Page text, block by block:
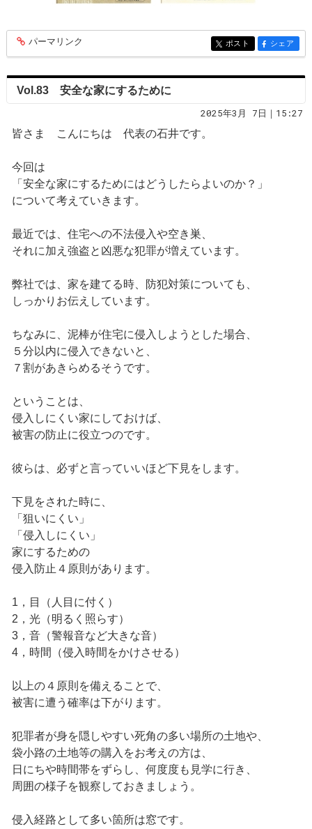
entry342
パーマリンク entry342
ポスト entry342
シェア
Vol.83 安全な家にするために
2025年3月 7日｜15:27
皆さま こんにちは 代表の石井です。
今回は
「安全な家にするためにはどうしたらよいのか？」
について考えていきます。
最近では、住宅への不法侵入や空き巣、
それに加え強盗と凶悪な犯罪が増えています。
弊社では、家を建てる時、防犯対策についても、
しっかりお伝えしています。
ちなみに、泥棒が住宅に侵入しようとした場合、
５分以内に侵入できないと、
７割があきらめるそうです。
ということは、
侵入しにくい家にしておけば、
被害の防止に役立つのです。
彼らは、必ずと言っていいほど下見をします。
下見をされた時に、
「狙いにくい」
「侵入しにくい」
家にするための
侵入防止４原則があります。
1，目（人目に付く）
2，光（明るく照らす）
3，音（警報音など大きな音）
4，時間（侵入時間をかけさせる）
以上の４原則を備えることで、
被害に遭う確率は下がります。
犯罪者が身を隠しやすい死角の多い場所の土地や、
袋小路の土地等の購入をお考えの方は、
日にちや時間帯をずらし、何度度も見学に行き、
周囲の様子を観察しておきましょう。
侵入経路として多い箇所は窓です。